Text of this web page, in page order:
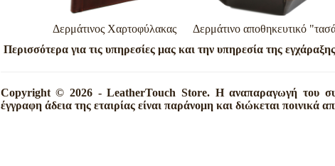
Δερμάτινος Χαρτοφύλακας Δερμάτινο αποθηκευτικό
Περισσότερα για τις υπηρεσίες μας και την υπηρεσία της
Copyright © 2026 - LeatherTouch Store. Η αναπαραγωγή του
έγγραφη άδεια της εταιρίας είναι παράνομη και διώκεται ποινικά